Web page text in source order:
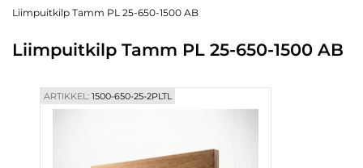
Meist
Liimpuitkilp Tamm PL 25-650-1500 AB
Liimpuitkilp Tamm PL 25-650-1500 AB
ARTIKKEL:1500-650-25-2PLTL